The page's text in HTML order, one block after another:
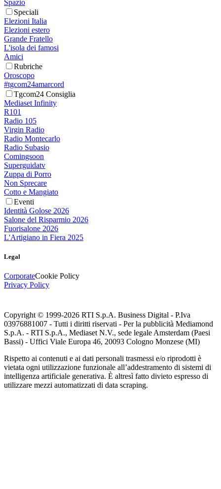
Spazio
Speciali
Elezioni Italia
Elezioni estero
Grande Fratello
L'isola dei famosi
Amici
Rubriche
Oroscopo
#tgcom24amarcord
Tgcom24 Consiglia
Mediaset Infinity
R101
Radio 105
Virgin Radio
Radio Montecarlo
Radio Subasio
Comingsoon
Superguidatv
Zuppa di Porro
Non Sprecare
Cotto e Mangiato
Eventi
Identità Golose 2026
Salone del Risparmio 2026
Fuorisalone 2026
L'Artigiano in Fiera 2025
Legal
CorporateCookie Policy
Privacy Policy
Copyright © 1999-2026 RTI S.p.A. Business Digital - P.Iva
03976881007 - Tutti i diritti riservati - Per la pubblicità Mediamond
S.p.A. - RTI S.p.A., Mediaset N.V., sede legale Amsterdam (Paesi
Bassi) - Uffici Viale Europa 46, 20093 Cologno Monzese (MI)
Rispetto ai contenuti e ai dati personali trasmessi e/o riprodotti è
vietata ogni utilizzazione funzionale all’addestramento di sistemi di
intelligenza artificiale generativa. È altresì fatto divieto espresso di
utilizzare mezzi automatizzati di data scraping.